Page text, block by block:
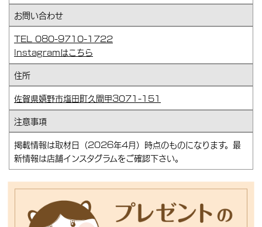
お問い合わせ
TEL 080-9710-1722
Instagramはこちら
住所
佐賀県嬉野市塩田町久間甲3071-151
注意事項
掲載情報は取材日（2026年4月）時点のものになります。最
新情報は店舗インスタグラムをご確認下さい。